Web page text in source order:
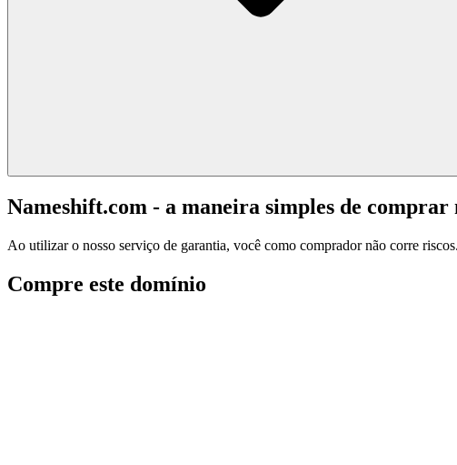
Nameshift.com - a maneira simples de comprar
Ao utilizar o nosso serviço de garantia, você como comprador não corre
Compre este domínio